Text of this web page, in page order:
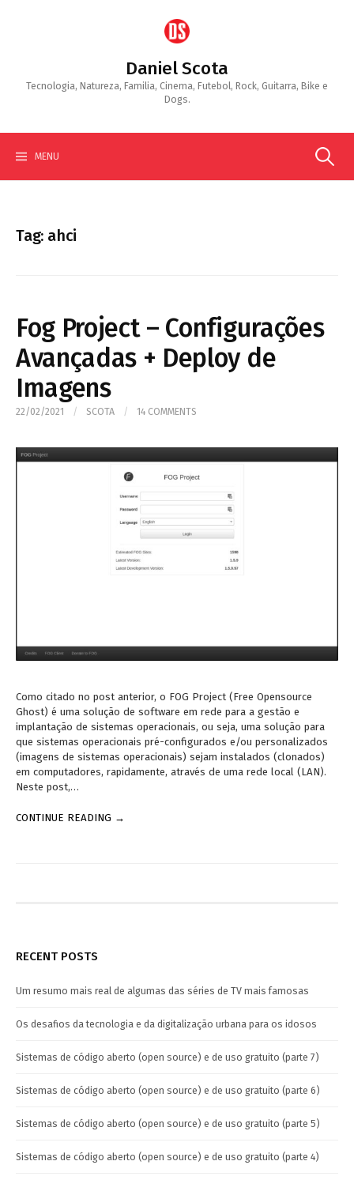
Daniel Scota
Tecnologia, Natureza, Familia, Cinema, Futebol, Rock, Guitarra, Bike e
Dogs.
MENU Search
Tag: ahci
Fog Project – Configurações
Avançadas + Deploy de
Imagens
22/02/2021 / SCOTA / 14 COMMENTS
Como citado no post anterior, o FOG Project (Free Opensource
Ghost) é uma solução de software em rede para a gestão e
implantação de sistemas operacionais, ou seja, uma solução para
que sistemas operacionais pré-configurados e/ou personalizados
(imagens de sistemas operacionais) sejam instalados (clonados)
em computadores, rapidamente, através de uma rede local (LAN).
Neste post,…
CONTINUE READING →
RECENT POSTS
Um resumo mais real de algumas das séries de TV mais famosas
Os desafios da tecnologia e da digitalização urbana para os idosos
Sistemas de código aberto (open source) e de uso gratuito (parte 7)
Sistemas de código aberto (open source) e de uso gratuito (parte 6)
Sistemas de código aberto (open source) e de uso gratuito (parte 5)
Sistemas de código aberto (open source) e de uso gratuito (parte 4)